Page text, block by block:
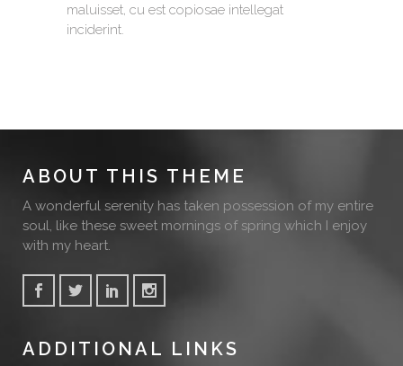
maluisset, cu est copiosae intellegat
inciderint.
ABOUT THIS THEME
A wonderful serenity has taken possession of my entire
soul, like these sweet mornings of spring which I enjoy
with my heart.
ADDITIONAL LINKS